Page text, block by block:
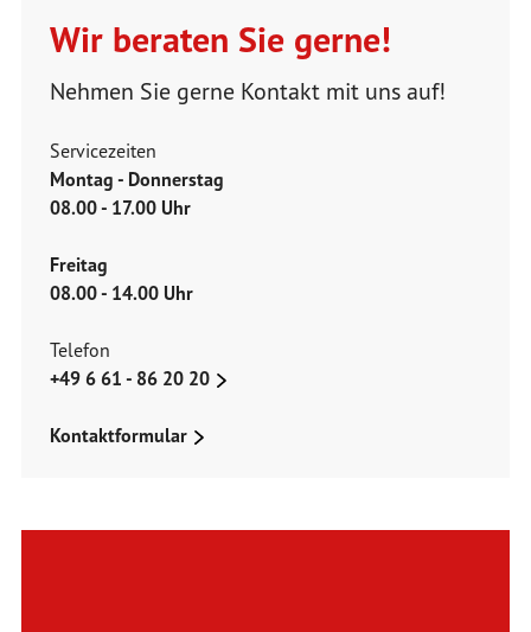
Wir beraten Sie gerne!
Nehmen Sie gerne Kontakt mit uns auf!
Servicezeiten
Montag - Donnerstag
08.00 - 17.00 Uhr
Freitag
08.00 - 14.00 Uhr
Telefon
+49 6 61 - 86 20 20
Kontaktformular